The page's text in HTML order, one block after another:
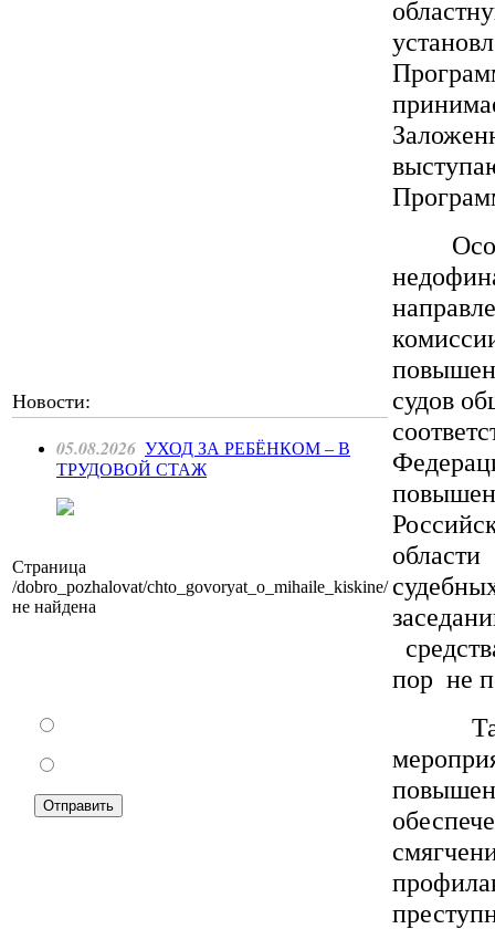
Новости:
05.08.2026 УХОД ЗА РЕБЁНКОМ – В
ТРУДОВОЙ СТАЖ
Страница
/dobro_pozhalovat/chto_govoryat_o_mihaile_kiskine/
не найдена
судов
пор не
Также